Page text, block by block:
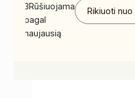
3Rūšiuojama
pagal
naujausią